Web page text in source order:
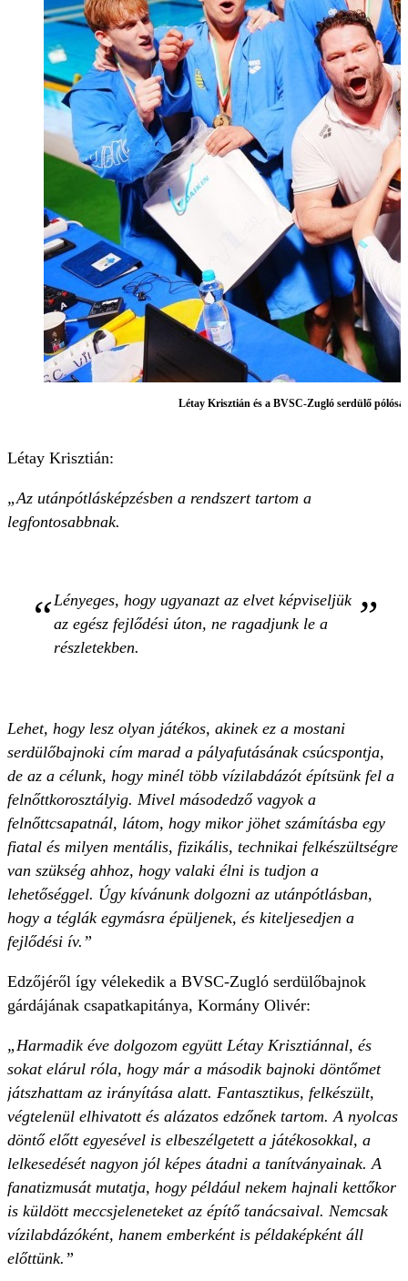
Létay Krisztián és a BVSC-Zugló serdülő
Létay Krisztián:
„Az utánpótlásképzésben a rendszert tartom a
legfontosabbnak.
Lényeges, hogy ugyanazt az elvet képviseljük
az egész fejlődési úton, ne ragadjunk le a
részletekben.
Lehet, hogy lesz olyan játékos, akinek ez a mostani
serdülőbajnoki cím marad a pályafutásának csúcspontja,
de az a célunk, hogy minél több vízilabdázót építsünk fel a
felnőttkorosztályig. Mivel másodedző vagyok a
felnőttcsapatnál, látom, hogy mikor jöhet számításba egy
fiatal és milyen mentális, fizikális, technikai felkészültségre
van szükség ahhoz, hogy valaki élni is tudjon a
lehetőséggel. Úgy kívánunk dolgozni az utánpótlásban,
hogy a téglák egymásra épüljenek, és kiteljesedjen a
fejlődési ív.”
Edzőjéről így vélekedik a BVSC-Zugló serdülőbajnok
gárdájának csapatkapitánya, Kormány Olivér:
„Harmadik éve dolgozom együtt Létay Krisztiánnal, és
sokat elárul róla, hogy már a második bajnoki döntőmet
játszhattam az irányítása alatt. Fantasztikus, felkészült,
végtelenül elhivatott és alázatos edzőnek tartom. A nyolcas
döntő előtt egyesével is elbeszélgetett a játékosokkal, a
lelkesedését nagyon jól képes átadni a tanítványainak. A
fanatizmusát mutatja, hogy például nekem hajnali kettőkor
is küldött meccsjeleneteket az építő tanácsaival. Nemcsak
vízilabdázóként, hanem emberként is példaképként áll
előttünk.”